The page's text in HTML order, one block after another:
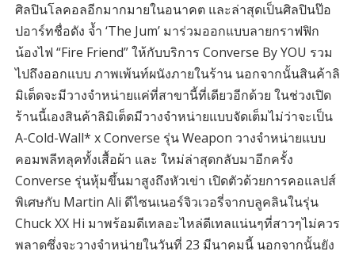
ศิลปินโลคอลอีกมากมายในอนาคต และล่าสุดเป็นศิลปินป๊อ
ปอาร์ทชื่อดัง จ้ำ ‘The Jum’ มาร่วมออกแบบลายกราฟฟิก
น้องไฟ “Fire Friend” ให้กับบริการ Converse By YOU รวม
ไปถึงออกแบบ ภาพเพ้นท์ผนังภายในร้าน นอกจากนั้นสินค้าลิ
มิเต็ดจะมีวางจำหน่ายแค่ที่สาขานี้ที่เดียวอีกด้วย ในช่วงเปิด
ร้านนี้เองสินค้าลิมิเต็ดมีวางจำหน่ายแบบจัดเต็มไม่ว่าจะเป็น
A-Cold-Wall* x Converse รุ่น Weapon วางจำหน่ายแบบ
คอมพลีทลุคทั้งเสื้อผ้า และ ใหม่ล่าสุดกลับมาอีกครั้ง
Converse รุ่นหุ้มขึ้นมาสูงถึงหัวเข่า เปิดตัวด้วยการคอแลปส์
พิเศษกับ Martin Ali ดีไซนเนอร์จิวเวอรี่จากบลูคลินในรุ่น
Chuck XX Hi มาพร้อมดีเทลอะไหล่ดีเทลแน่นๆที่สาวๆไม่ควร
พลาดซึ่งจะวางจำหน่ายในวันที่ 23 มีนาคมนี้ นอกจากนั้นยัง